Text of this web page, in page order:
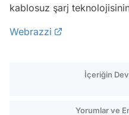
kablosuz şarj
Webrazzi
İçeriğin
Yorumlar ve